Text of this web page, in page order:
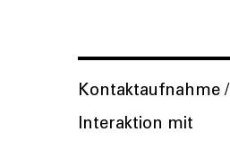
Kontaktaufnahme /
Interaktion mit